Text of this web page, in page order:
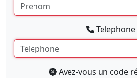
Telephone
Avez-vous un code